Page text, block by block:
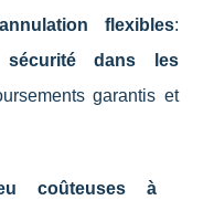
flexibles:
dans les
garantis et
coûteuses à